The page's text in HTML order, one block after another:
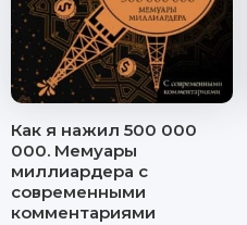
Как я нажил 500 000
000. Мемуары
миллиардера с
современными
комментариями